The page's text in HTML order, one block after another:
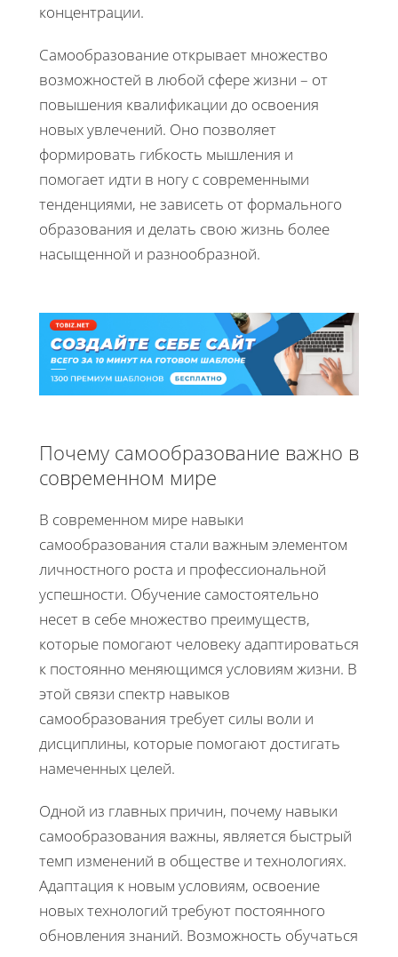
концентрации.
Самообразование открывает множество
возможностей в любой сфере жизни – от
повышения квалификации до освоения
новых увлечений. Оно позволяет
формировать гибкость мышления и
помогает идти в ногу с современными
тенденциями, не зависеть от формального
образования и делать свою жизнь более
насыщенной и разнообразной.
Почему самообразование важно в
современном мире
В современном мире навыки
самообразования стали важным элементом
личностного роста и профессиональной
успешности. Обучение самостоятельно
несет в себе множество преимуществ,
которые помогают человеку адаптироваться
к постоянно меняющимся условиям жизни. В
этой связи спектр навыков
самообразования требует силы воли и
дисциплины, которые помогают достигать
намеченных целей.
Одной из главных причин, почему навыки
самообразования важны, является быстрый
темп изменений в обществе и технологиях.
Адаптация к новым условиям, освоение
новых технологий требуют постоянного
обновления знаний. Возможность обучаться